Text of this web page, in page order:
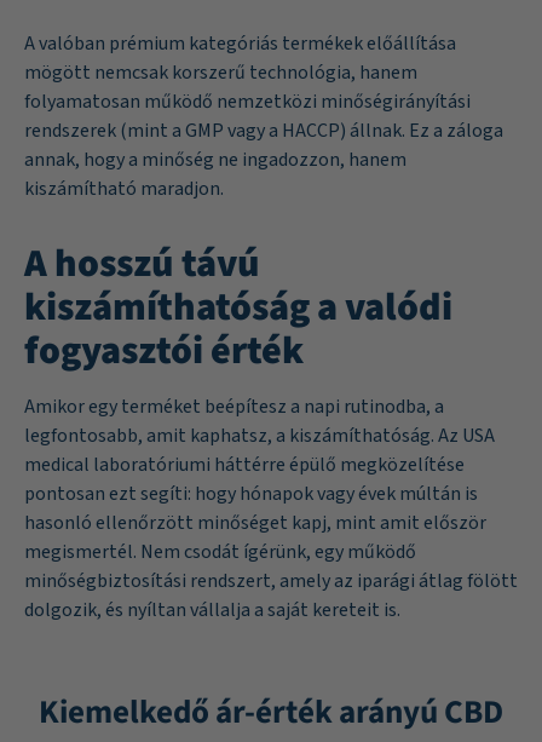
A valóban prémium kategóriás termékek előállítása
mögött nemcsak korszerű technológia, hanem
folyamatosan működő nemzetközi minőségirányítási
rendszerek (mint a GMP vagy a HACCP) állnak. Ez a záloga
annak, hogy a minőség ne ingadozzon, hanem
kiszámítható maradjon.
A hosszú távú
kiszámíthatóság a valódi
fogyasztói érték
Amikor egy terméket beépítesz a napi rutinodba, a
legfontosabb, amit kaphatsz, a kiszámíthatóság. Az USA
medical laboratóriumi háttérre épülő megközelítése
pontosan ezt segíti: hogy hónapok vagy évek múltán is
hasonló ellenőrzött minőséget kapj, mint amit először
megismertél. Nem csodát ígérünk, egy működő
minőségbiztosítási rendszert, amely az iparági átlag fölött
dolgozik, és nyíltan vállalja a saját kereteit is.
Kiemelkedő ár-érték arányú CBD